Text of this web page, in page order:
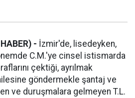
- İzmir'de, lisedeyken,
C.M.'ye cinsel istismarda
çektiği, ayrılmak
göndermekle şantaj ve
ve duruşmalara gelmeyen T.L.